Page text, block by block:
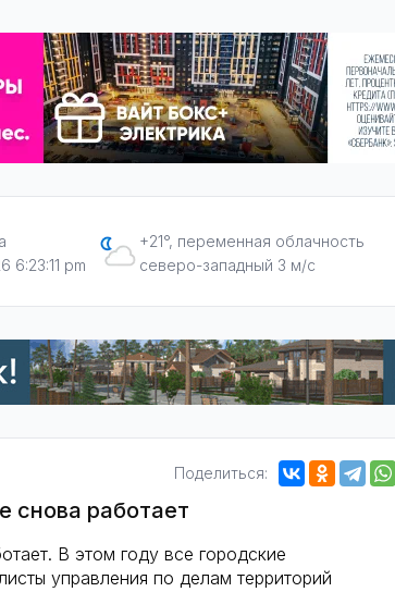
6:23:12 pm
+21°, переменная облачность
северо-западный 3 м/с
Поделиться:
снова работает
В этом году все городские
управления по делам территорий